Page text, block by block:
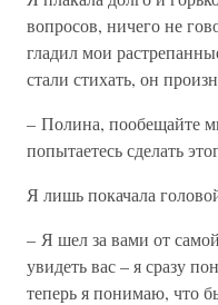
вопросов, ничего не
гладил мои
стали стихать, он
– Полина, пообещайте
попытаетесь сделать
Я лишь покачала
– Я шел за вами от
увидеть вас – я сразу
теперь я понимаю, что